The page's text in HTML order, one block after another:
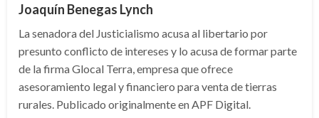
Joaquín Benegas Lynch
La senadora del Justicialismo acusa al libertario por
presunto conflicto de intereses y lo acusa de formar parte
de la firma Glocal Terra, empresa que ofrece
asesoramiento legal y financiero para venta de tierras
rurales. Publicado originalmente en APF Digital.